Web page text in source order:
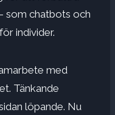
som chatbots och
individer.
med
Tänkande
löpande. Nu